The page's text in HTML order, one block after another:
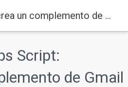
Apps Script: crea un complemento de Gmail usando vibe coding con Gemini CLI y servidores de MCP
Script:
de Gmail